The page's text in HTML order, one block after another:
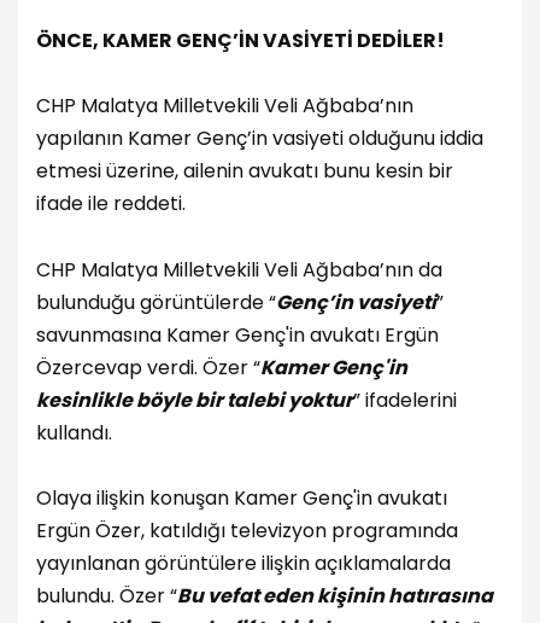
ÖNCE, KAMER GENÇ’İN VASİYETİ DEDİLER!
CHP Malatya Milletvekili Veli Ağbaba’nın
yapılanın Kamer Genç’in vasiyeti olduğunu iddia
etmesi üzerine, ailenin avukatı bunu kesin bir
ifade ile reddeti.
CHP Malatya Milletvekili Veli Ağbaba’nın da
bulunduğu görüntülerde “Genç’in vasiyeti”
savunmasına Kamer Genç'in avukatı Ergün
Özercevap verdi. Özer “Kamer Genç'in
kesinlikle böyle bir talebi yoktur” ifadelerini
kullandı.
Olaya ilişkin konuşan Kamer Genç'in avukatı
Ergün Özer, katıldığı televizyon programında
yayınlanan görüntülere ilişkin açıklamalarda
bulundu. Özer “Bu vefat eden kişinin hatırasına